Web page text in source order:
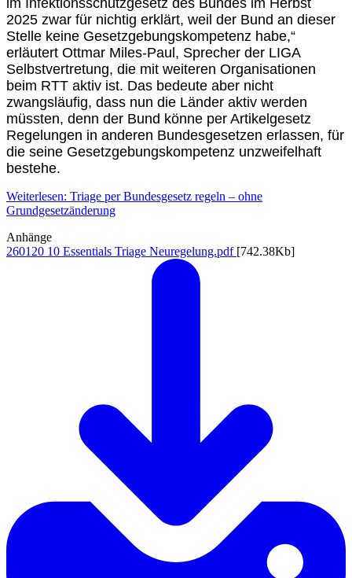
2025 zwar für nichtig erklärt, weil der Bund an dieser
Stelle keine Gesetzgebungskompetenz habe,“
erläutert Ottmar Miles-Paul, Sprecher der LIGA
Selbstvertretung, die mit weiteren Organisationen
beim RTT aktiv ist. Das bedeute aber nicht
zwangsläufig, dass nun die Länder aktiv werden
müssten, denn der Bund könne per Artikelgesetz
Regelungen in anderen Bundesgesetzen erlassen, für
die seine Gesetzgebungskompetenz unzweifelhaft
bestehe.
Weiterlesen: Triage per Bundesgesetz regeln – ohne
Grundgesetzänderung
Anhänge
260120 10 Essentials Triage Neuregelung.pdf [742.38Kb]